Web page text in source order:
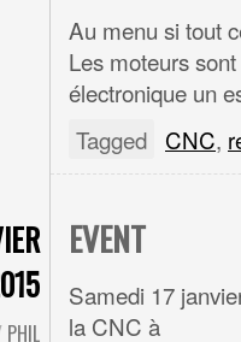
Au menu si tout
Les moteurs
électronique un
Tagged CNC,
PHIL
EVENT
Samedi 17
la CNC à